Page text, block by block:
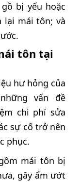
bị yếu hoặc
lại mái tôn; và
tôn tại
hư hỏng của
vấn đề
chi phí sửa
sự cố trở nên
phục.
mái tôn bị
gây ẩm ướt